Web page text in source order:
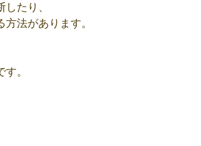
たり、
法があります。
。